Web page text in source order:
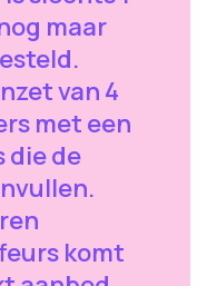
maar
van 4
met een
die de
komt